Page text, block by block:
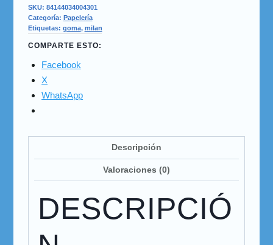
SKU: 84144034004301
Categoría: Papelería
Etiquetas: goma, milan
COMPARTE ESTO:
Facebook
X
WhatsApp
Descripción
Valoraciones (0)
DESCRIPCIÓ